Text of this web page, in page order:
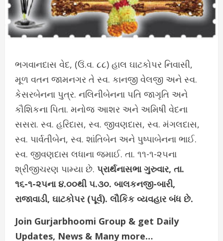
ભગવાનદાસ વેદ, (ઉં.વ. ૮૮) હાલ ઘાટકોપર નિવાસી,
મૂળ વતન જામનગર તે સ્વ. કાનજી વેલજી અને સ્વ.
કેસરબેનના પુત્ર. નલિનીબેનના પતિ જાગૃતિ અને
કૌશિકના પિતા. મનોજ આશર અને અમિષી વેદના
સસરા. સ્વ. હરિદાસ, સ્વ. જીવણદાસ, સ્વ. મંગલદાસ,
સ્વ. પાર્વતીબેન, સ્વ. શાંતિબેન અને પુષ્પાબેનના ભાઈ.
સ્વ. જીવણદાસ લધાના જમાઈ. તા. ૧૧-૧-૨૫ના
શ્રીજીચરણ પામ્યા છે. પ્રાર્થનાસભા ગુરુવાર, તા.
૧૬-૧-૨૫ના ૪.૦૦થી ૫.૩૦. બાલકનજી-બારી,
રાજાવાડી, ઘાટકોપર (પૂર્વ). લૌકિક વ્યવહાર બંધ છે.
Join Gurjarbhoomi Group & get Daily
Updates, News & Many more…